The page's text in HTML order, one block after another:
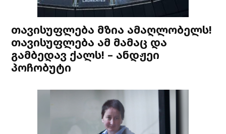
თავისუფლება მზია ამაღლობელს!
თავისუფლება ამ მამაც და
გამბედავ ქალს! – ანდჟეი
პოჩობუტი